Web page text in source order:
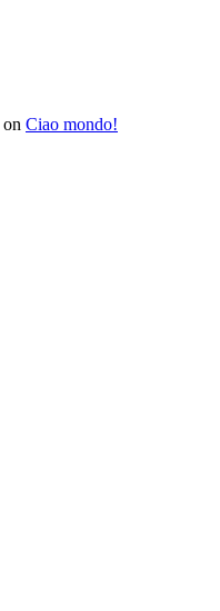
on Ciao mondo!